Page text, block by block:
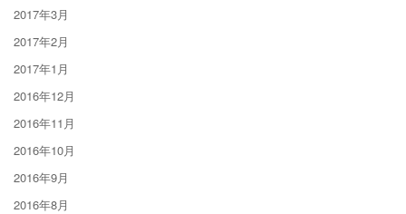
2017年3月
2017年2月
2017年1月
2016年12月
2016年11月
2016年10月
2016年9月
2016年8月